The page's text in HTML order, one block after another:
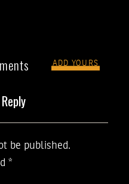
ADD YOURS
be published.
*